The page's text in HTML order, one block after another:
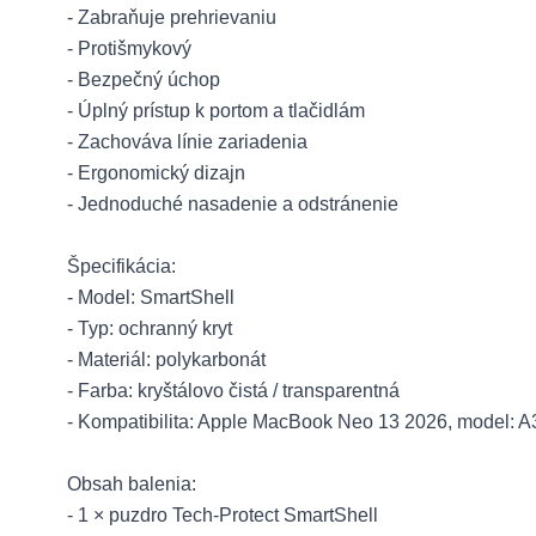
- Zabraňuje prehrievaniu
- Protišmykový
- Bezpečný úchop
- Úplný prístup k portom a tlačidlám
- Zachováva línie zariadenia
- Ergonomický dizajn
- Jednoduché nasadenie a odstránenie
Špecifikácia:
- Model: SmartShell
- Typ: ochranný kryt
- Materiál: polykarbonát
- Farba: kryštálovo čistá / transparentná
- Kompatibilita: Apple MacBook Neo 13 2026, model:
Obsah balenia:
- 1 × puzdro Tech-Protect SmartShell